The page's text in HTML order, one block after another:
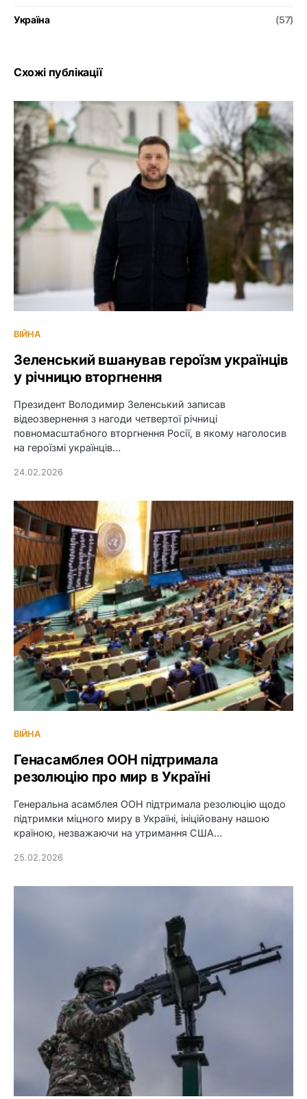
Україна (57)
Схожі публікації
ВІЙНА
Зеленський вшанував героїзм українців
у річницю вторгнення
Президент Володимир Зеленський записав
відеозвернення з нагоди четвертої річниці
повномасштабного вторгнення Росії, в якому наголосив
на героїзмі українців…
24.02.2026
ВІЙНА
Генасамблея ООН підтримала
резолюцію про мир в Україні
Генеральна асамблея ООН підтримала резолюцію щодо
підтримки міцного миру в Україні, ініційовану нашою
країною, незважаючи на утримання США…
25.02.2026